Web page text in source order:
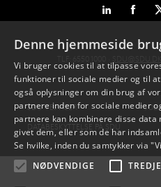
SDU VEJVISER
JOB
DATABESKYTTELSE PÅ SDU
Denne hjemmeside
Vi bruger cookies til at tilpasse
funktioner til sociale medier og til
også oplysninger om din brug af
partnere inden for sociale medier
partnere kan kombinere disse
givet dem, eller som de har
Se hvilke, inden du samtykker via
NØDVENDIGE